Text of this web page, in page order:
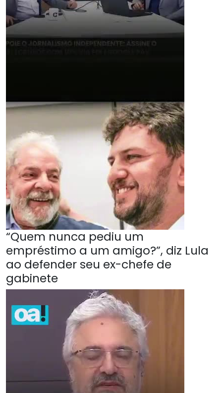
“Quem nunca pediu um
empréstimo a um amigo?”, diz Lula
ao defender seu ex-chefe de
gabinete